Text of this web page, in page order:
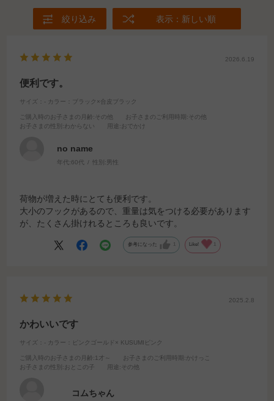
絞り込み 表示：新しい順
2026.6.19
便利です。
サイズ：- カラー：ブラック×合皮ブラック
ご購入時のお子さまの月齢 :その他 お子さまのご利用時期 :その他
お子さまの性別 :わからない 用途 :おでかけ
no name
年代:60代 性別: 男性
荷物が増えた時にとても便利です。
大小のフックがあるので、重量は気をつける必要があります
が、たくさん掛けれるところも良いです。
参考になった Like!
2025.2.8
かわいいです
サイズ：- カラー：ピンクゴールド× KUSUMIピンク
ご購入時のお子さまの月齢 :1才～ お子さまのご利用時期 :かけっこ
お子さまの性別 :おとこの子 用途 :その他
コムちゃん